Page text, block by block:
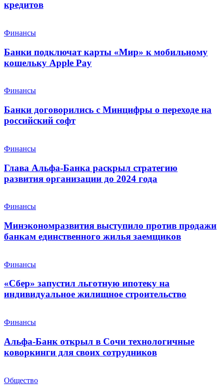
кредитов
Финансы
Банки подключат карты «Мир» к мобильному
кошельку Apple Pay
Финансы
Банки договорились с Минцифры о переходе на
российский софт
Финансы
Глава Альфа-Банка раскрыл стратегию
развития организации до 2024 года
Финансы
Минэкономразвития выступило против продажи
банкам единственного жилья заемщиков
Финансы
«Сбер» запустил льготную ипотеку на
индивидуальное жилищное строительство
Финансы
Альфа-Банк открыл в Сочи технологичные
коворкинги для своих сотрудников
Общество